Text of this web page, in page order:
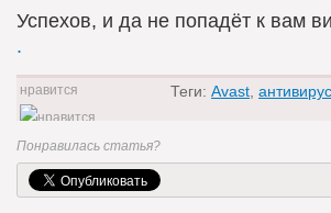
Успехов, и да не попадёт к вам
.
0
Теги: Avast антивирус
Понравилась статья?